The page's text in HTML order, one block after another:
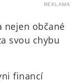
REKLAMA
nejen občané
svou chybu
financí